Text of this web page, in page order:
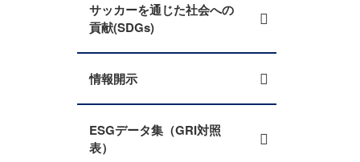
サッカーを通じた社会への
貢献(SDGs)
情報開示
ESGデータ集（GRI対照
表）